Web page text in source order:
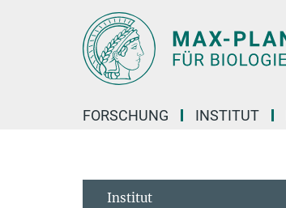
FORSCHUNG INSTITUT
Institut